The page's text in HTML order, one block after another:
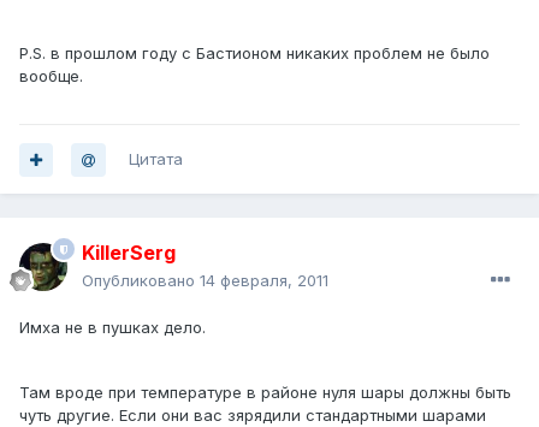
P.S. в прошлом году с Бастионом никаких проблем не было
вообще.
Цитата
KillerSerg
Опубликовано 14 февраля, 2011
Имха не в пушках дело.
Там вроде при температуре в районе нуля шары должны быть
чуть другие. Если они вас зярядили стандартными шарами